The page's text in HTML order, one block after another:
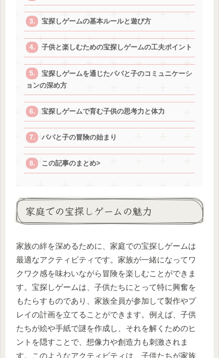
宝探しゲームの基本ルールと遊び方
子供と楽しむための宝探しゲームの工夫ポイント
宝探しゲームを通じたパパと子のコミュニケーシ
ョンの深め方
宝探しゲームで育む子供の思考力と体力
パパと子の冒険の始まり
この記事のまとめ>
家庭での宝探しゲームの魅力
家族の絆を深めるために、家庭での宝探しゲームは
最適なアクティビティです。家族が一緒になってワ
クワク感を味わいながら冒険を楽しむことができま
す。宝探しゲームは、子供たちにとって特に興奮を
もたらすものであり、家族全員が参加して製作やプ
レイの計画を立てることができます。例えば、子供
たちが絵や手紙で謎を作成し、それを解くためのヒ
ントを隠すことで、想像力や創造力も刺激されま
す。このようなアクティビティは、子供たちが家族